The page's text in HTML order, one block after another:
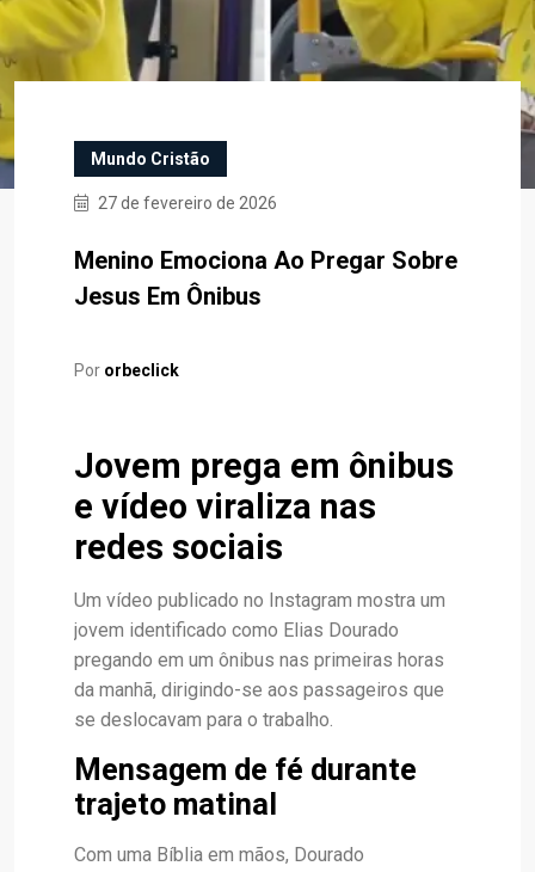
Mundo Cristão
27 de fevereiro de 2026
Menino Emociona Ao Pregar Sobre
Jesus Em Ônibus
Por orbeclick
Jovem prega em ônibus
e vídeo viraliza nas
redes sociais
Um vídeo publicado no Instagram mostra um
jovem identificado como Elias Dourado
pregando em um ônibus nas primeiras horas
da manhã, dirigindo-se aos passageiros que
se deslocavam para o trabalho.
Mensagem de fé durante
trajeto matinal
Com uma Bíblia em mãos, Dourado